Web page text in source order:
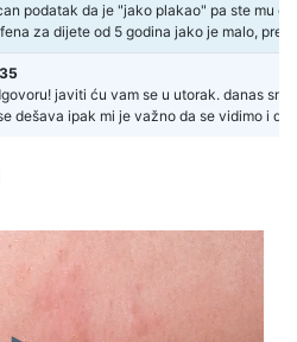
podatak da je "jako plakao" pa ste mu
za dijete od 5 godina jako je malo,
javiti ću vam se u utorak. danas
dešava ipak mi je važno da se vidimo i